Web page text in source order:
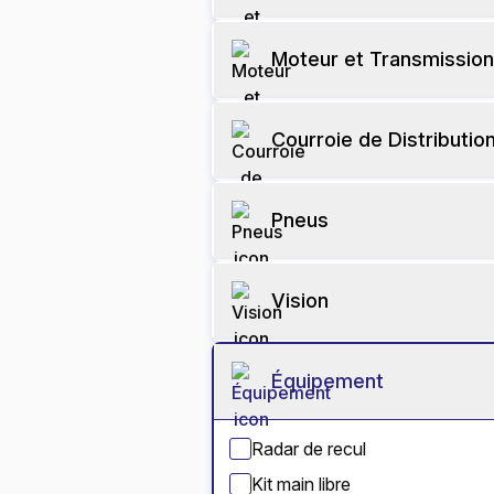
Moteur et Transmission
Courroie de
Pneus
Vision
Équipement
Radar de recul
Kit main libre